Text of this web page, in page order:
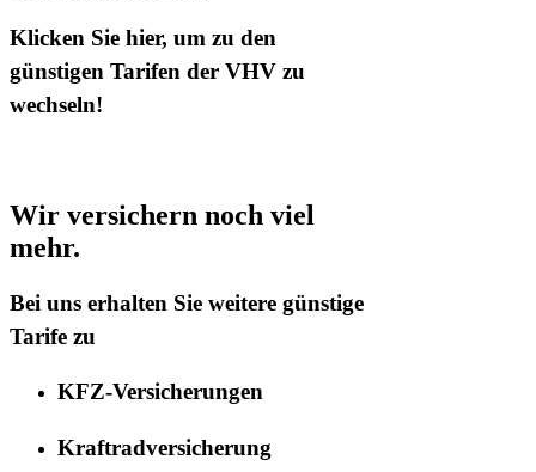
Klicken Sie hier, um zu den
günstigen Tarifen der VHV zu
wechseln!
Wir versichern noch viel
mehr.
Bei uns erhalten Sie weitere günstige
Tarife zu
KFZ-Versicherungen
Kraftradversicherung